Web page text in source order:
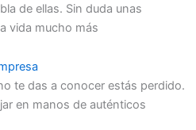
de ellas. Sin duda unas
vida mucho más
te das a conocer estás perdido.
en manos de auténticos